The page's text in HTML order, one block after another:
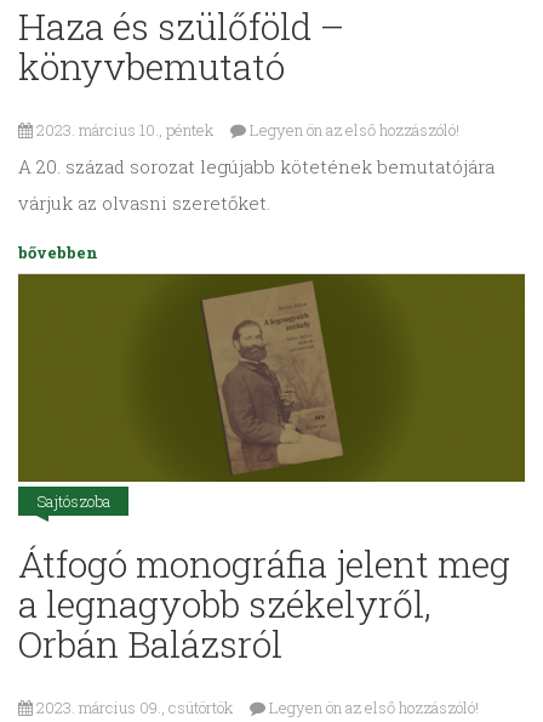
Haza és szülőföld –
könyvbemutató
2023. március 10., péntek Legyen ön az első hozzászóló!
A 20. század sorozat legújabb kötetének bemutatójára
várjuk az olvasni szeretőket.
bővebben
Sajtószoba
Átfogó monográfia jelent meg
a legnagyobb székelyről,
Orbán Balázsról
2023. március 09., csütörtök Legyen ön az első hozzászóló!